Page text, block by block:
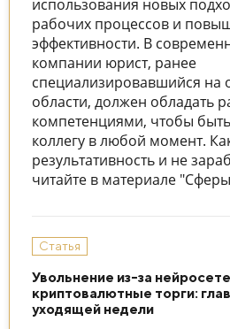
использования новых
рабочих процессов и
эффективности. В
компании юрист, ранее
специализировавшийся на
области, должен обладать
компетенциями, чтобы
коллегу в любой момент.
результативность и не
читайте в материале
Статья
Увольнение из-за
криптовалютные торги:
уходящей недели